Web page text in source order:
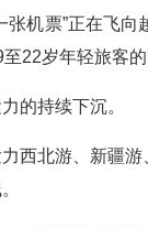
张机票”正在飞
22岁年轻旅客
的持续下沉。
西北游、新疆